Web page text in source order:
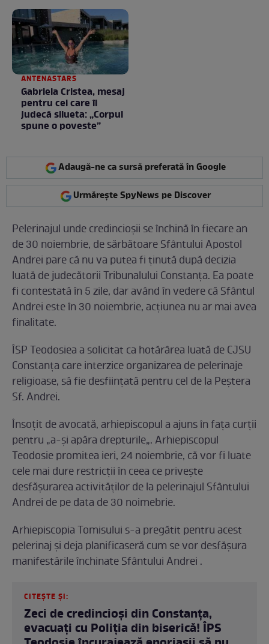
ANTENASTARS
Gabriela Cristea, mesaj
pentru cei care îi
judecă silueta: „Corpul
spune o poveste”
Adaugă-ne ca sursă preferată în Google
Urmărește SpyNews pe Discover
Pelerinajul unde credincioșii se închină în fiecare an
de 30 noiembrie, de sărbătoare Sfântului Apostol
Andrei pare că nu va putea fi ținută după decizia
luată de judecătorii Tribunalului Constanța. Ea poate
fi contestată în 5 zile, dar având în vedere că Sfântul
Andrei este în 30 noiembrie, acțiunea nu ar mai avea
finalitate.
ÎSP Teodosiea a solicitat ca hotărârea luată de CJSU
Constanţa care interzice organizarea de pelerinaje
religioase, să fie desființată pentru cel de la Peștera
Sf. Andrei.
Însoţit de avocată, arhiepiscopul a ajuns în fața curții
pentru „a-și apăra drepturile„. Arhiepiscopul
Teodosie promitea ieri, 24 noiembrie, că vor fi luate
cele mai dure restricții în ceea ce privește
desfășurarea activităților de la pelerinajul Sfântului
Andrei de pe data de 30 noimebrie.
Arhiepiscopia Tomisului s-a pregătit pentru acest
pelerinaj și deja planificaseră cum se vor desfășura
manifestările închinate Sfântului Andrei .
CITEȘTE ȘI:
Zeci de credincioși din Constanța,
evacuați cu Poliția din biserică! ÎPS